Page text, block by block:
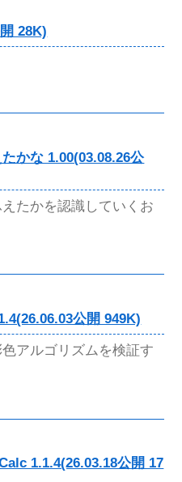
28K)
かな 1.00(03.08.26公
たかを認識していくお
公開 949K)
アルゴリズムを検証す
1.1.4(26.03.18公開 17